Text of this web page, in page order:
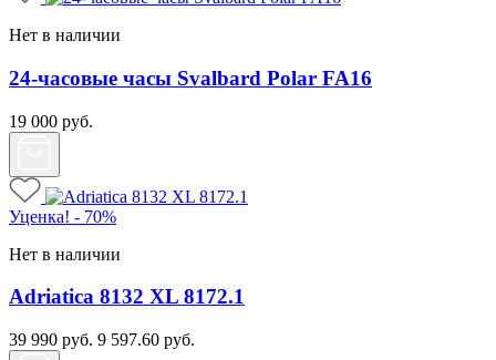
Нет в наличии
24-часовые часы Svalbard Polar FA16
19 000 руб.
Уценка! - 70%
Нет в наличии
Adriatica 8132 XL 8172.1
39 990 руб. 9 597.60 руб.